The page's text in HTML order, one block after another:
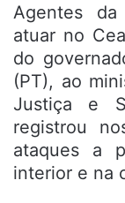
Agentes
atuar no
do
(PT), ao
Justiça e
registrou
ataques a
interior e na